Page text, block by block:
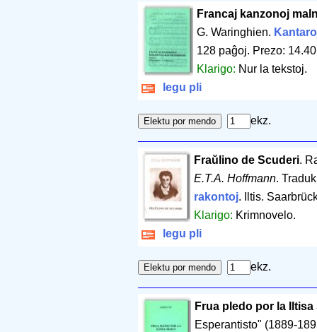
Francaj kanzonoj
G. Waringhien.
128 paĝoj. Prezo:
Klarigo: Nur la tekstoj.
legu pli
ekz.
Fraŭlino de Scuderi.
E.T.A. Hoffmann.
rakontoj. Iltis.
Klarigo: Krimnovelo.
legu pli
ekz.
Frua pledo por la Iltisa
Esperantisto" (1889-